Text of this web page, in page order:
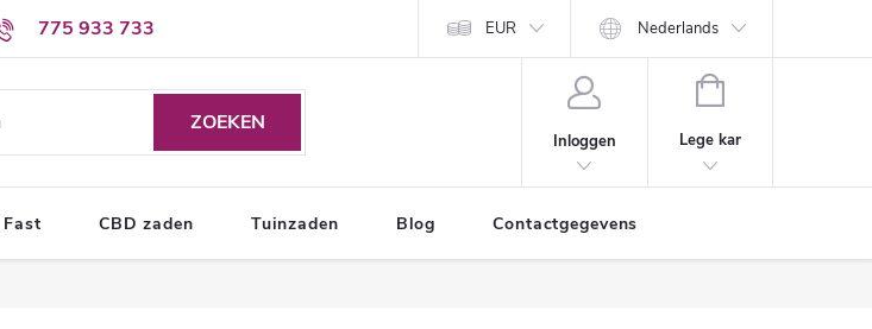
775 933 733
voor de bescherming van persoonsgegevens EUR Nederlands
ZOEKEN
Inloggen
WINKELWAGEN
Lege kar
Fast CBD zaden Tuinzaden Blog Contactgegevens